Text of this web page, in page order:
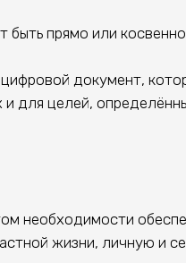
прямо или
документ,
для целей,
необходимости
жизни, личную и